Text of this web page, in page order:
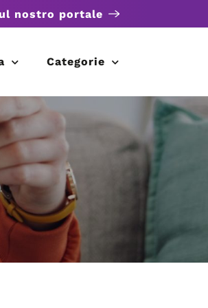
nostro portale
Categorie